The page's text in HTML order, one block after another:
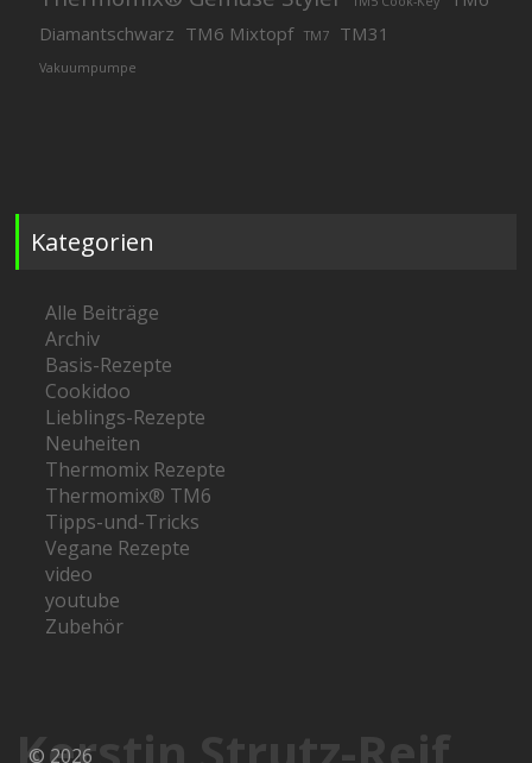
Diamantschwarz TM6 Mixtopf TM7 TM31
Vakuumpumpe
Kategorien
Alle Beiträge
Archiv
Basis-Rezepte
Cookidoo
Lieblings-Rezepte
Neuheiten
Thermomix Rezepte
Thermomix® TM6
Tipps-und-Tricks
Vegane Rezepte
video
youtube
Zubehör
© 2026